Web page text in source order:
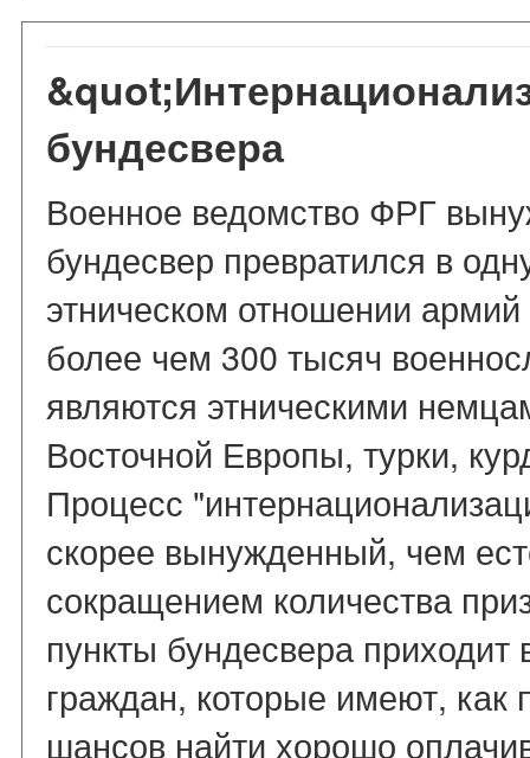
бундесвера
Военное ведомство ФРГ
бундесвер превратился в
этническом отношении
более чем 300 тысяч
являются этническими
Восточной Европы, турки,
Процесс
скорее вынужденный, чем
сокращением количества
пункты бундесвера
граждан, которые имеют, как
шансов найти хорошо